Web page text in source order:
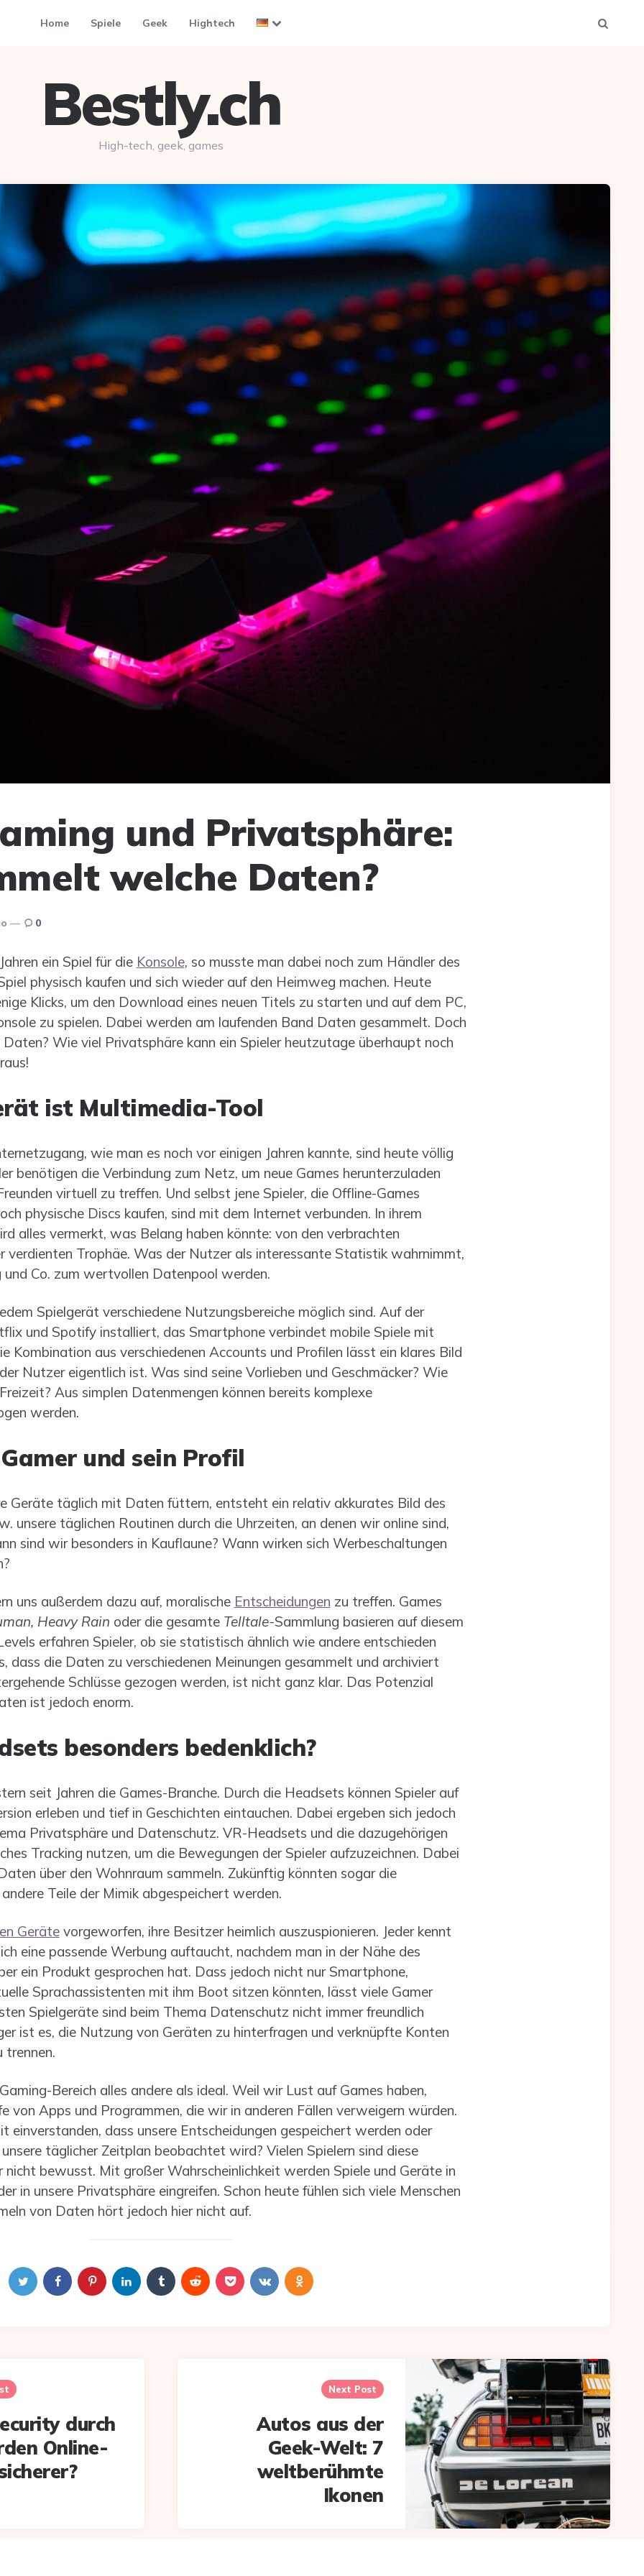
Home Spiele Geek Hightech
Bestly.ch
High-tech, geek, games
und Privatsphäre:
welche Daten?
0
ein Spiel für die Konsole, so musste man dabei noch zum Händler des
physisch kaufen und sich wieder auf den Heimweg machen. Heute
Klicks, um den Download eines neuen Titels zu starten und auf dem PC,
zu spielen. Dabei werden am laufenden Band Daten gesammelt. Doch
Wie viel Privatsphäre kann ein Spieler heutzutage überhaupt noch
ist Multimedia-Tool
wie man es noch vor einigen Jahren kannte, sind heute völlig
benötigen die Verbindung zum Netz, um neue Games herunterzuladen
virtuell zu treffen. Und selbst jene Spieler, die Offline-Games
physische Discs kaufen, sind mit dem Internet verbunden. In ihrem
alles vermerkt, was Belang haben könnte: von den verbrachten
verdienten Trophäe. Was der Nutzer als interessante Statistik wahrnimmt,
und Co. zum wertvollen Datenpool werden.
Spielgerät verschiedene Nutzungsbereiche möglich sind. Auf der
und Spotify installiert, das Smartphone verbindet mobile Spiele mit
Kombination aus verschiedenen Accounts und Profilen lässt ein klares Bild
Nutzer eigentlich ist. Was sind seine Vorlieben und Geschmäcker? Wie
Aus simplen Datenmengen können bereits komplexe
werden.
und sein Profil
Geräte täglich mit Daten füttern, entsteht ein relativ akkurates Bild des
unsere täglichen Routinen durch die Uhrzeiten, an denen wir online sind,
sind wir besonders in Kauflaune? Wann wirken sich Werbeschaltungen
uns außerdem dazu auf, moralische Entscheidungen zu treffen. Games
Heavy Rain oder die gesamte Telltale-Sammlung basieren auf diesem
erfahren Spieler, ob sie statistisch ähnlich wie andere entschieden
dass die Daten zu verschiedenen Meinungen gesammelt und archiviert
Schlüsse gezogen werden, ist nicht ganz klar. Das Potenzial
ist jedoch enorm.
besonders bedenklich?
seit Jahren die Games-Branche. Durch die Headsets können Spieler auf
erleben und tief in Geschichten eintauchen. Dabei ergeben sich jedoch
Privatsphäre und Datenschutz. VR-Headsets und die dazugehörigen
Tracking nutzen, um die Bewegungen der Spieler aufzuzeichnen. Dabei
über den Wohnraum sammeln. Zukünftig könnten sogar die
Teile der Mimik abgespeichert werden.
Gerätevorgeworfen, ihre Besitzer heimlich auszuspionieren. Jeder kennt
eine passende Werbung auftaucht, nachdem man in der Nähe des
ein Produkt gesprochen hat. Dass jedoch nicht nur Smartphone,
Sprachassistenten mit ihm Boot sitzen könnten, lässt viele Gamer
Spielgeräte sind beim Thema Datenschutz nicht immer freundlich
ist es, die Nutzung von Geräten zu hinterfragen und verknüpfte Konten
trennen.
Bereich alles andere als ideal. Weil wir Lust auf Games haben,
von Apps und Programmen, die wir in anderen Fällen verweigern würden.
einverstanden, dass unsere Entscheidungen gespeichert werden oder
täglicher Zeitplan beobachtet wird? Vielen Spielern sind diese
nicht bewusst. Mit großer Wahrscheinlichkeit werden Spiele und Geräte in
in unsere Privatsphäre eingreifen. Schon heute fühlen sich viele Menschen
von Daten hört jedoch hier nicht auf.
durch
Online-
Next Post
Autos aus der
Geek-Welt: 7
weltberühmte
Ikonen